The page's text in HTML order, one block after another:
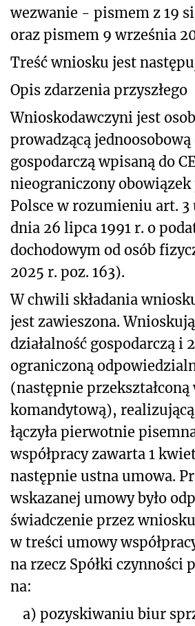
wezwanie - pismem z 19
oraz pismem 9 września
Treść wniosku jest
Opis zdarzenia przyszłego
Wnioskodawczyni jest
prowadzącą jednoosobową
gospodarczą wpisaną do
nieograniczony
Polsce w rozumieniu art. 3
dnia 26 lipca 1991 r. o
dochodowym od osób
2025 r. poz. 163).
W chwili składania
jest zawieszona.
działalność gospodarczą i
ograniczoną
(następnie przekształconą
komandytową), realizującą
łączyła pierwotnie
współpracy zawarta 1
następnie ustna umowa.
wskazanej umowy było
świadczenie przez
w treści umowy
na rzecz Spółki czynności
na:
a) pozyskiwaniu biur